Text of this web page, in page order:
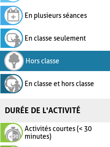
En plusieurs séances
En classe seulement
Hors classe
En classe et hors classe
DURÉE DE L'ACTIVITÉ
Activités courtes (< 30
minutes)